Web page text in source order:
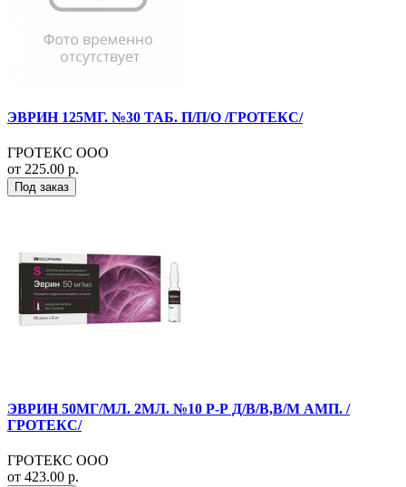
ЭВРИН 125МГ. №30 ТАБ. П/П/О /ГРОТЕКС/
ГРОТЕКС ООО
от 225.00 р.
Под заказ
ЭВРИН 50МГ/МЛ. 2МЛ. №10 Р-Р Д/В/В,В/М АМП. /
ГРОТЕКС/
ГРОТЕКС ООО
от 423.00 р.